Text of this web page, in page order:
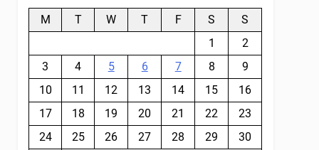
M T W T F S
S
1
2
3
4 5 6 7 8
9
10
11 12 13 14 15
16
17
18 19 20 21 22
23
24
25 26 27 28 29 30